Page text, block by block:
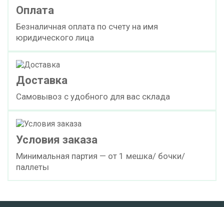
Оплата
Безналичная оплата по счету на имя
юридического лица
Доставка
Самовывоз с удобного для вас склада
Условия заказа
Минимальная партия — от 1 мешка/ бочки/
паллеты